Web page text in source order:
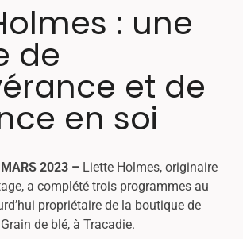
: une
de
et de
en soi
2023 – Liette Holmes, originaire
a complété trois programmes au
propriétaire de la boutique de
de blé, à Tracadie.